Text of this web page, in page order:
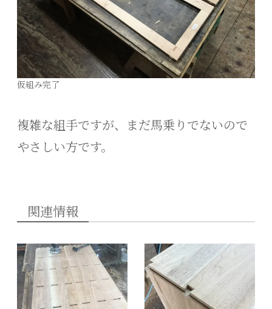
仮組み完了
複雑な組手ですが、まだ馬乗りでないので
やさしい方です。
関連情報